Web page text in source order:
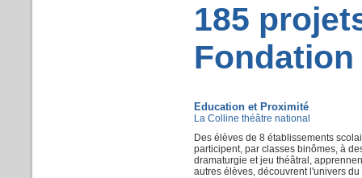
185
Education et Proximité
La Colline théâtre national
Des élèves de 8 établissements
participent, par classes binômes, à
dramaturgie etjeu théâtral ,
autres élèves, découvrent l'univers du